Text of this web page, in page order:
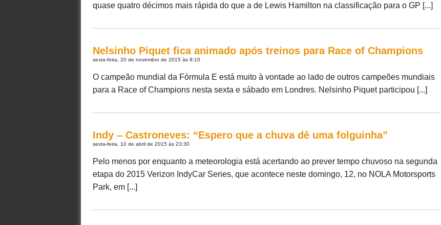
quase quatro décimos mais rápida do que a de Lewis Hamilton na classificação para o GP [...]
Nelsinho Piquet fica animado após treinos para Race of Champions
sexta-feira, 20 de novembro de 2015 às 9:10
O campeão mundial da Fórmula E está muito à vontade ao lado de outros campeões mundiais
para a Race of Champions nesta sexta e sábado em Londres. Nelsinho Piquet participou [...]
Indy – Castroneves: “Espero que a chuva dê uma folguinha”
sexta-feira, 10 de abril de 2015 às 23:30
Pelo menos por enquanto a meteorologia está acertando ao prever tempo chuvoso na segunda
etapa do 2015 Verizon IndyCar Series, que acontece neste domingo, 12, no NOLA Motorsports
Park, em [...]